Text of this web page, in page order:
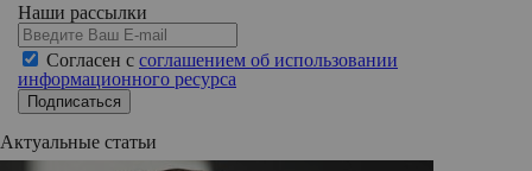
Наши рассылки
Согласен с соглашением об использовании
информационного ресурса
Подписаться
Актуальные статьи